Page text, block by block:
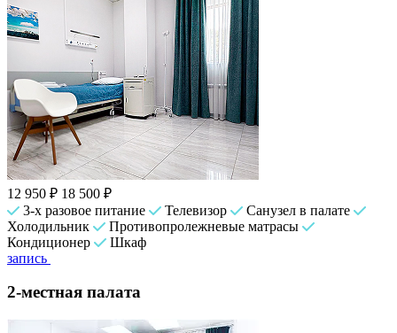
12 950 ₽ 18 500 ₽
3-х разовое питание
Телевизор
Санузел в палате
Холодильник
Противопролежневые матрасы
Кондиционер
Шкаф
запись
2-местная палата